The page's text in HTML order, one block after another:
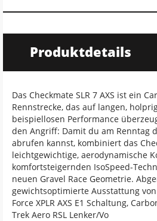
Produktdetails
Das Checkmate SLR 7 AXS ist ein
Rennstrecke, das auf langen,
beispiellosen Performance
den Angriff: Damit du am Renntag
abrufen kannst, kombiniert das
leichtgewichtige, aerodynamische
komfortsteigernden IsoSpeed-
neuen Gravel Race Geometrie.
gewichtsoptimierte Ausstattung
Force XPLR AXS E1 Schaltung,
Trek Aero RSL Lenker/Vo